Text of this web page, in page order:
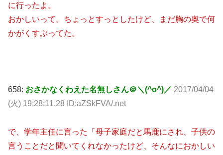
に行ったよ。
おかしいって。ちょっとすっとしたけど、まだ胸の奥で何
かがくすぶってた。
658: おさかなくわえた名無しさん＠＼(^o^)／ 2017/04/04
(火) 19:28:11.28 ID:aZSkFVA/.net
で、学年主任に言った「母子家庭だと馬鹿にされ、子供の
言うことだと聞いてくれなかったけど、そんなにおかしい